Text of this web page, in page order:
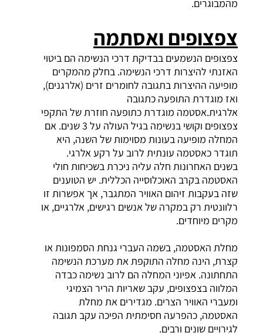
מהמבוגרים.
צפצופיםואסתמה
צפצופים הנשמעים בבדיקת דרכי הנשימה הם ביטוי
האזנתי להיצרות דרכי הנשימה. בחלק מהמקרים
מופיעה ההיצרות בתגובה לחומרים זרים (אלרגנים),
ואז מוגדרת התופעה כתגובה
אלרגית.אסטמה מוגדרת כתופעה חוזרת של התקפי
צפצופים וקושי בנשימה בגיל העולה על 3 שנים. אם
המחלה מופיעה בעונות מסוימות של השנה, היא
תוגדר כאסטמה עונתית לרוב על רקע אלרגי.
בשנים האחרונות חלה עליה ניכרת בשכיחות חולי
האסטמה בקרב האוכלוסייה הכללית. יש הטוענים
שזה בעקבות זיהום האוויר המתגבר, אך אפשרות זו
רלוונטית רק במקרה של אנשים רגישים, אלרגיים, או
מקרים מיוחדים.
מחלת האסטמה, בשמה העברי גנחת הסמפונות או
קצרת, הינה מחלה התוקפת את מערכת הנשימה
התחתונה. אפיוני המחלה הם לרוב נשימה כבדה
המלווה בצפצופים, עקב שאריות הריר הצמיגי
ומעברי האוויר הצרים. מגדירים את מחלת
האסטמה, כהפרעה חסימתית הפיכה עקב תגובה
לגירויים שונים ורבים.